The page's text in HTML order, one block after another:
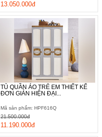
13.050.000đ
TỦ QUẦN ÁO TRẺ EM THIẾT KẾ
ĐƠN GIẢN HIỆN ĐẠI...
Mã sản phẩm: HPF616Q
11.190.000đ
21.500.000đ